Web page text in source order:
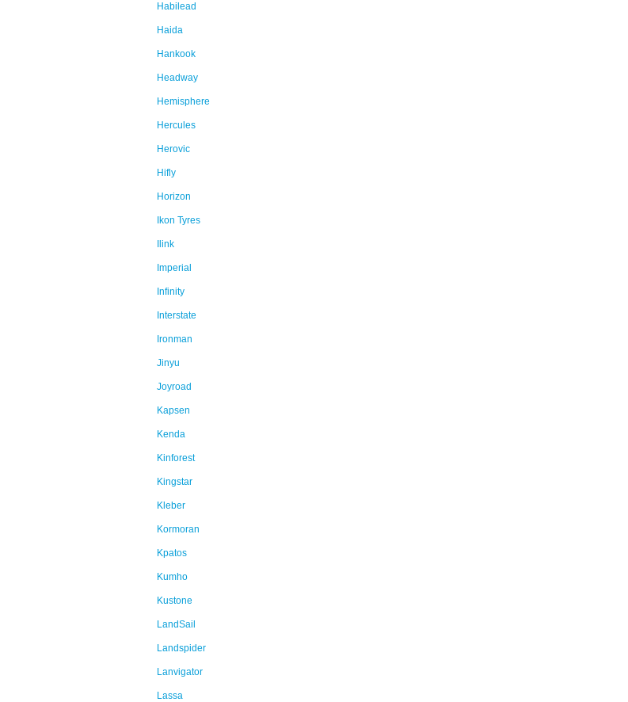
Habilead
Haida
Hankook
Headway
Hemisphere
Hercules
Herovic
Hifly
Horizon
Ikon Tyres
Ilink
Imperial
Infinity
Interstate
Ironman
Jinyu
Joyroad
Kapsen
Kenda
Kinforest
Kingstar
Kleber
Kormoran
Kpatos
Kumho
Kustone
LandSail
Landspider
Lanvigator
Lassa